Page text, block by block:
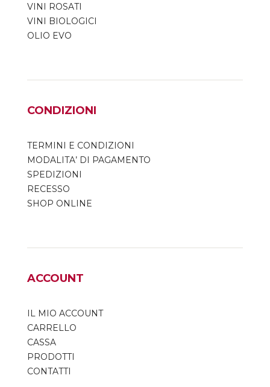
VINI ROSATI
VINI BIOLOGICI
OLIO EVO
CONDIZIONI
TERMINI E CONDIZIONI
MODALITA’ DI PAGAMENTO
SPEDIZIONI
RECESSO
SHOP ONLINE
ACCOUNT
IL MIO ACCOUNT
CARRELLO
CASSA
PRODOTTI
CONTATTI